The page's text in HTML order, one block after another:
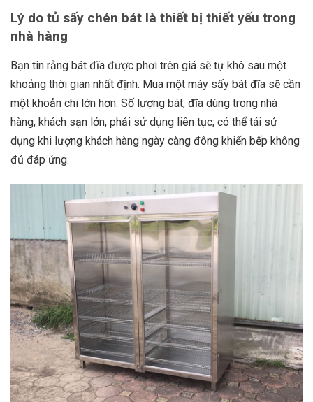
Lý do tủ sấy chén bát là thiết bị thiết yếu trong
nhà hàng
Bạn tin rằng bát đĩa được phơi trên giá sẽ tự khô sau một
khoảng thời gian nhất định. Mua một máy sấy bát đĩa sẽ cần
một khoản chi lớn hơn. Số lượng bát, đĩa dùng trong nhà
hàng, khách sạn lớn, phải sử dụng liên tục; có thể tái sử
dụng khi lượng khách hàng ngày càng đông khiến bếp không
đủ đáp ứng.